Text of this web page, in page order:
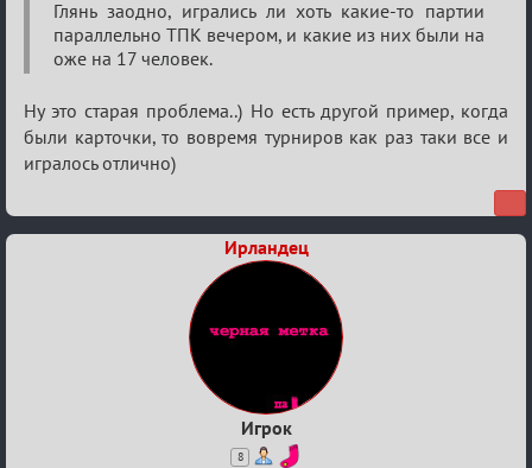
Глянь заодно, игрались ли хоть какие-то партии
параллельно ТПК вечером, и какие из них были на
оже на 17 человек.
Ну это старая проблема..) Но есть другой пример, когда
были карточки, то вовремя турниров как раз таки все и
игралось отлично)
Ирландец
Игрок
8